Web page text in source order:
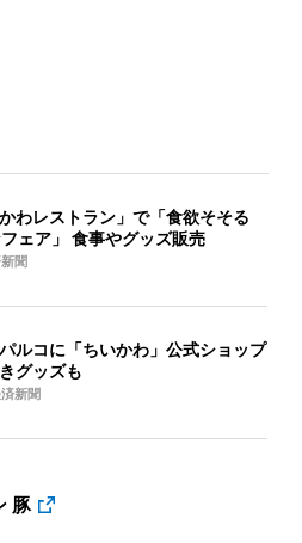
かわレストラン」で「食欲そそる
ェア」 食事やグッズ販売
聞
ルコに「ちいかわ」公式ショップ
グッズも
新聞
豚